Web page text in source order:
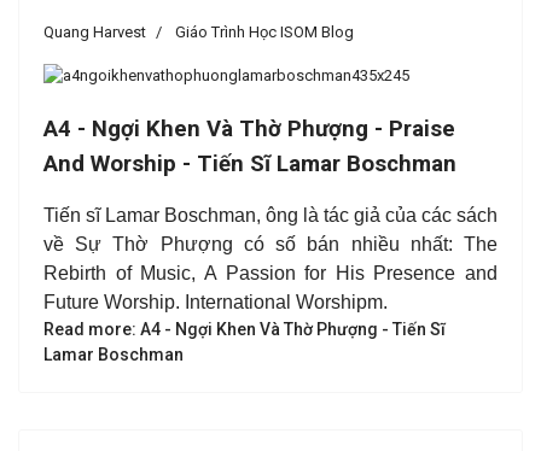
Quang Harvest Giáo Trình Học ISOM Blog
A4 - Ngợi Khen Và Thờ Phượng - Praise
And Worship - Tiến Sĩ Lamar Boschman
Tiến sĩ Lamar Boschman, ông là tác giả của các sách
về Sự Thờ Phượng có số bán nhiều nhất: The
Rebirth of Music, A Passion for His Presence and
Future Worship. International Worshipm.
Read more: A4 - Ngợi Khen Và Thờ Phượng - Tiến Sĩ
Lamar Boschman